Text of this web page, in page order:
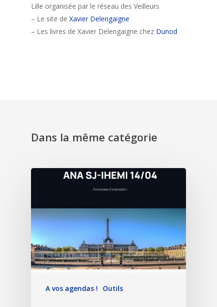
Lille organisée par le réseau des Veilleurs
– Le site de Xavier Delengaigne
– Les livres de Xavier Delengaigne chez Dunod
Dans la même catégorie
A vos agendas ! Outils